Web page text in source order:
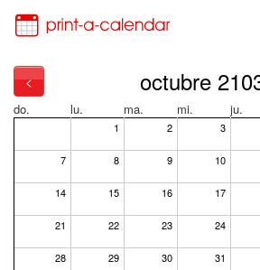
< octubre
do. lu. ma. mi. ju.
1 2 3
7 8 9 10
14 15 16 17
21 22 23 24
28 29 30 31